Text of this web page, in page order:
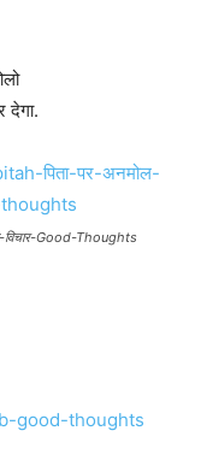
देगा.
Good-Thoughts